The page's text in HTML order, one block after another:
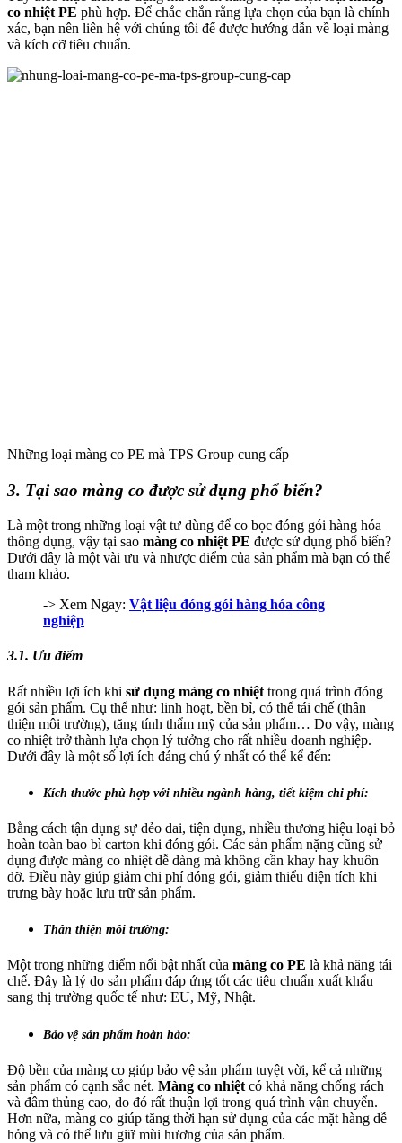
co nhiệt PE phù hợp. Để chắc chắn rằng lựa chọn của bạn là chính
xác, bạn nên liên hệ với chúng tôi để được hướng dẫn về loại màng
và kích cỡ tiêu chuẩn.
Những loại màng co PE mà TPS Group cung cấp
3. Tại sao màng co được sử dụng phổ biến?
Là một trong những loại vật tư dùng để co bọc đóng gói hàng hóa
thông dụng, vậy tại sao màng co nhiệt PE được sử dụng phổ biến?
Dưới đây là một vài ưu và nhược điểm của sản phẩm mà bạn có thể
tham khảo.
-> Xem Ngay: Vật liệu đóng gói hàng hóa công
nghiệp
3.1. Ưu điểm
Rất nhiều lợi ích khi sử dụng màng co nhiệt trong quá trình đóng
gói sản phẩm. Cụ thể như: linh hoạt, bền bỉ, có thể tái chế (thân
thiện môi trường), tăng tính thẩm mỹ của sản phẩm… Do vậy, màng
co nhiệt trở thành lựa chọn lý tưởng cho rất nhiều doanh nghiệp.
Dưới đây là một số lợi ích đáng chú ý nhất có thể kể đến:
Kích thước phù hợp với nhiều ngành hàng, tiết kiệm chi phí:
Bằng cách tận dụng sự dẻo dai, tiện dụng, nhiều thương hiệu loại bỏ
hoàn toàn bao bì carton khi đóng gói. Các sản phẩm nặng cũng sử
dụng được màng co nhiệt dễ dàng mà không cần khay hay khuôn
đỡ. Điều này giúp giảm chi phí đóng gói, giảm thiểu diện tích khi
trưng bày hoặc lưu trữ sản phẩm.
Thân thiện môi trường:
Một trong những điểm nổi bật nhất của màng co PE là khả năng tái
chế. Đây là lý do sản phẩm đáp ứng tốt các tiêu chuẩn xuất khẩu
sang thị trường quốc tế như: EU, Mỹ, Nhật.
Bảo vệ sản phẩm hoàn hảo:
Độ bền của màng co giúp bảo vệ sản phẩm tuyệt vời, kể cả những
sản phẩm có cạnh sắc nét. Màng co nhiệt có khả năng chống rách
và đâm thủng cao, do đó rất thuận lợi trong quá trình vận chuyển.
Hơn nữa, màng co giúp tăng thời hạn sử dụng của các mặt hàng dễ
hỏng và có thể lưu giữ mùi hương của sản phẩm.